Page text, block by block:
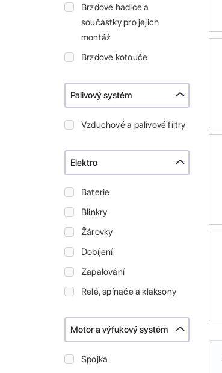
Brzdové hadice a
součástky pro jejich
montáž
Brzdové kotouče
Palivový systém
Vzduchové a palivové filtry
Elektro
Baterie
Blinkry
Žárovky
Dobíjení
Zapalování
Relé, spínače a klaksony
Motor a výfukový systém
Spojka